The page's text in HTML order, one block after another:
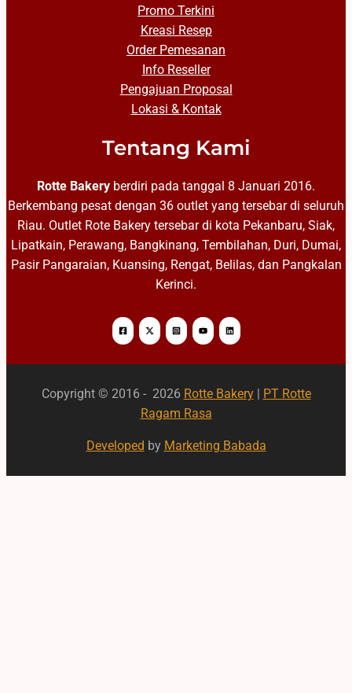
Promo Terkini
Kreasi Resep
Order Pemesanan
Info Reseller
Pengajuan Proposal
Lokasi & Kontak
Tentang Kami
Rotte Bakery berdiri pada tanggal 8 Januari 2016.
Berkembang pesat dengan 36 outlet yang tersebar di seluruh
Riau. Outlet Rote Bakery tersebar di kota Pekanbaru, Siak,
Lipatkain, Perawang, Bangkinang, Tembilahan, Duri, Dumai,
Pasir Pangaraian, Kuansing, Rengat, Belilas, dan Pangkalan
Kerinci.
Copyright © 2016 - 2026 Rotte Bakery| PT Rotte
Ragam Rasa
Developed by Marketing Babada